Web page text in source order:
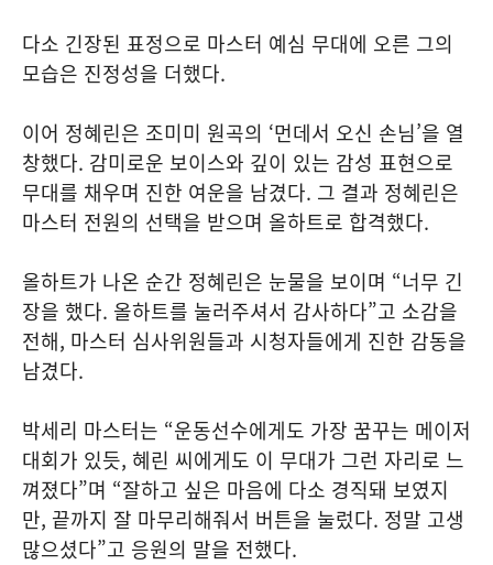
다소 긴장된 표정으로 마스터 예심 무대에 오른 그의
모습은 진정성을 더했다.
이어 정혜린은 조미미 원곡의 ‘먼데서 오신 손님’을 열
창했다. 감미로운 보이스와 깊이 있는 감성 표현으로
무대를 채우며 진한 여운을 남겼다. 그 결과 정혜린은
마스터 전원의 선택을 받으며 올하트로 합격했다.
올하트가 나온 순간 정혜린은 눈물을 보이며 “너무 긴
장을 했다. 올하트를 눌러주셔서 감사하다”고 소감을
전해, 마스터 심사위원들과 시청자들에게 진한 감동을
남겼다.
박세리 마스터는 “운동선수에게도 가장 꿈꾸는 메이저
대회가 있듯, 혜린 씨에게도 이 무대가 그런 자리로 느
껴졌다”며 “잘하고 싶은 마음에 다소 경직돼 보였지
만, 끝까지 잘 마무리해줘서 버튼을 눌렀다. 정말 고생
많으셨다”고 응원의 말을 전했다.